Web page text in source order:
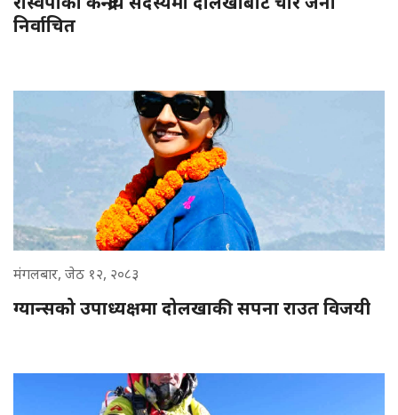
निर्वाचित
मंगलबार, जेठ १२, २०८३
ग्यान्सको उपाध्यक्षमा दोलखाकी सपना राउत विजयी